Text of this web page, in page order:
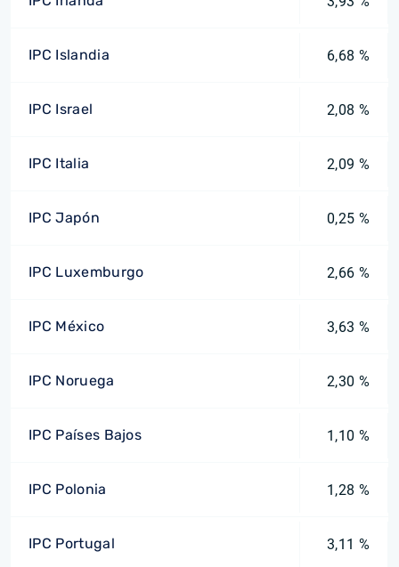
IPC Islandia 6,68 %
IPC Israel 2,08 %
IPC Italia 2,09 %
IPC Japón 0,25 %
IPC Luxemburgo 2,66 %
IPC México 3,63 %
IPC Noruega 2,30 %
IPC Países Bajos 1,10 %
IPC Polonia 1,28 %
IPC Portugal 3,11 %